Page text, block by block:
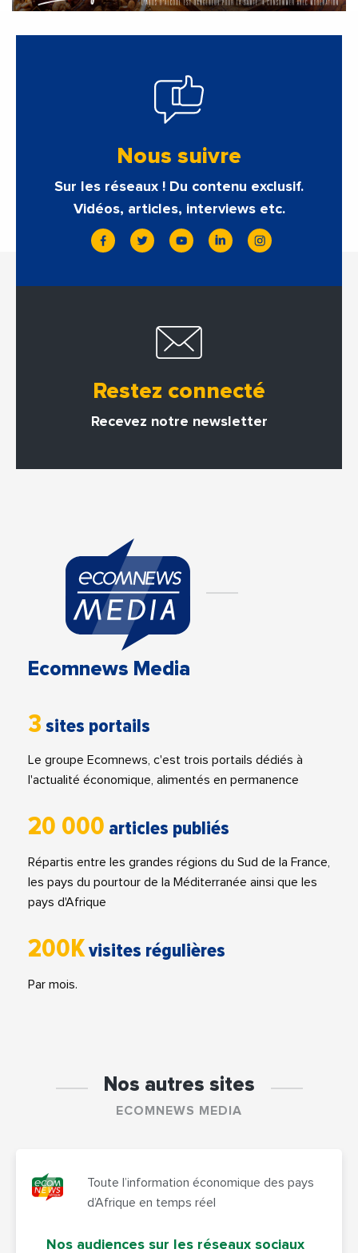
Nous suivre
Sur les réseaux ! Du contenu exclusif.
Vidéos, articles, interviews etc.
Restez connecté
Recevez notre newsletter
Ecomnews Media
3 sites portails
Le groupe Ecomnews, c'est trois portails dédiés à
l'actualité économique, alimentés en permanence
20 000 articles publiés
Répartis entre les grandes régions du Sud de la France,
les pays du pourtour de la Méditerranée ainsi que les
pays d'Afrique
200Kvisites régulières
Par mois.
Nos autres sites
ECOMNEWS MEDIA
Toute l’information économique des pays
d’Afrique en temps réel
Nos audiences sur les réseaux sociaux